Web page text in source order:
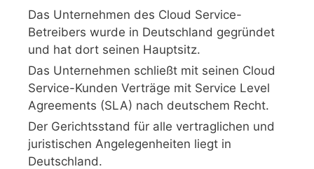
Das Unternehmen des Cloud Service-
Betreibers wurde in Deutschland gegründet
und hat dort seinen Hauptsitz.
Das Unternehmen schließt mit seinen Cloud
Service-Kunden Verträge mit Service Level
Agreements (SLA) nach deutschem Recht.
Der Gerichtsstand für alle vertraglichen und
juristischen Angelegenheiten liegt in
Deutschland.